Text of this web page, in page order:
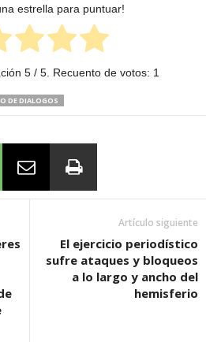
estrella para puntuar!
5 / 5. Recuento de votos: 1
DE DIALOGOS
Artículo siguiente
El ejercicio periodístico
sufre ataques y bloqueos
a lo largo y ancho del
hemisferio